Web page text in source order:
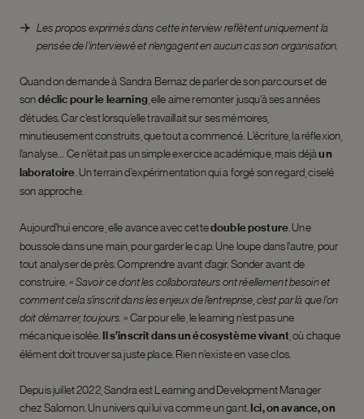
Les propos exprimés dans cette interview reflètent uniquement la
pensée de l’interviewé et n’engagent en aucun cas son organisation.
Quand on demande à Sandra Bernaz de parler de son parcours et de
sondéclic pour le learning, elle aime remonter jusqu’à ses années
d’études. Car c’est lorsqu’elle travaillait sur ses mémoires,
minutieusement construits, que tout a commencé. L’écriture, la réflexion,
l’analyse… Ce n’était pas un simple exercice académique, mais déjàun
laboratoire. Un terrain d’expérimentation qui a forgé son regard, ciselé
son approche.
Aujourd’hui encore, elle avance avec cettedouble posture . Une
boussole dans une main, pour garder le cap. Une loupe dans l’autre, pour
tout analyser de près. Comprendre avant d’agir. Sonder avant de
construire. « Savoir ce dont les collaborateurs ont réellement besoin et
comment cela s’inscrit dans les enjeux de l’entreprise, c’est par là que l’on
doit démarrer, toujours. »Car pour elle, le learning n’est pas une
mécanique isolée. Il s’inscrit dans un écosystème vivant, où chaque
élément doit trouver sa juste place. Rien n’existe en vase clos.
Depuis juillet 2022, Sandra est Learning and Development Manager
chez Salomon. Un univers qui lui va comme un gant.Ici, on avance, on